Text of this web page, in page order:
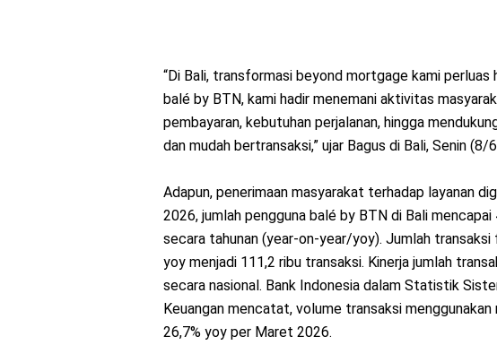
“Di Bali, transformasi beyond mortgage kami
balé by BTN, kami hadir menemani aktivitas
pembayaran, kebutuhan perjalanan, hingga
dan mudah bertransaksi,” ujar Bagus di Bali, Senin (8/
Adapun, penerimaan masyarakat terhadap layanan
2026, jumlah pengguna balé by BTN di Bali
secara tahunan (year-on-year/yoy). Jumlah
yoy menjadi 111,2 ribu transaksi. Kinerja jumlah
secara nasional. Bank Indonesia dalam Statistik
Keuangan mencatat, volume transaksi
26,7% yoy per Maret 2026.